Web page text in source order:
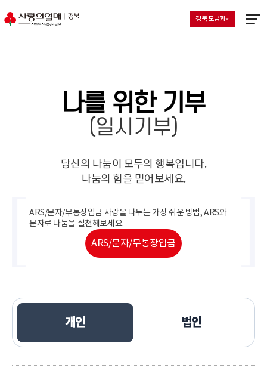
지회 선택 목록 열기
현재 선택된 지회
경북 모금회
나를 위한 기부
(일시기부)
당신의 나눔이 모두의 행복입니다.
나눔의 힘을 믿어보세요.
ARS/문자/무통장입금 사랑을 나누는 가장 쉬운 방법,ARS와
문자로 나눔을 실천해보세요.
ARS/문자/무통장입금
개인 법인